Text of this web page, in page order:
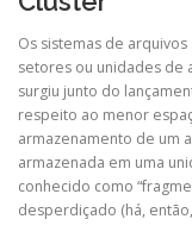
Os sistemas de
setores ou unidades de
surgiu junto do
respeito ao menor
armazenamento de um
armazenada em uma
conhecido como
desperdiçado (há,